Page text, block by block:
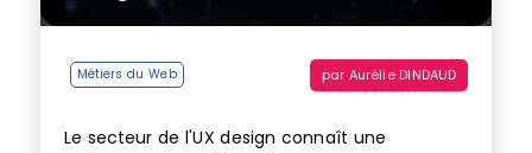
Métiers du Web par Aurélie DINDAUD
Le secteur de l'UX design connaît une